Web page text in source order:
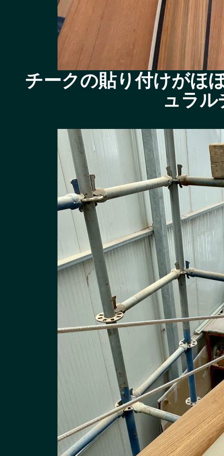
チークの貼り付けがほ
ュラル